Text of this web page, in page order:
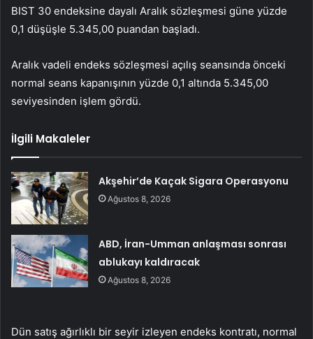
BIST 30 endeksine dayalı Aralık sözleşmesi güne yüzde
0,1 düşüşle 5.345,00 puandan başladı.
Aralık vadeli endeks sözleşmesi açılış seansında önceki
normal seans kapanışının yüzde 0,1 altında 5.345,00
seviyesinden işlem gördü.
İlgili Makaleler
Akşehir’de Kaçak Sigara Operasyonu
Ağustos 8, 2026
ABD, İran-Umman anlaşması sonrası
ablukayı kaldıracak
Ağustos 8, 2026
Dün satış ağırlıklı bir seyir izleyen endeks kontratı, normal